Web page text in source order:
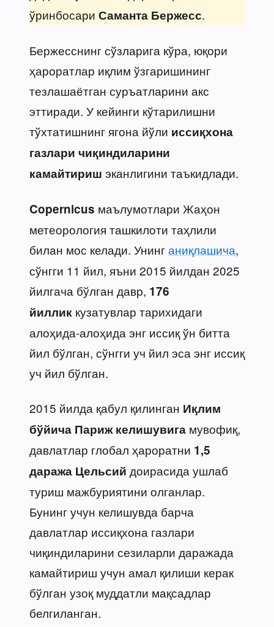
ўринбосари Саманта Бержесс.
Бержесснинг сўзларига кўра, юқори
ҳароратлар иқлим ўзгаришининг
тезлашаётган суръатларини акс
эттиради. У кейинги кўтарилишни
тўхтатишнинг ягона йўли иссиқхона
газлари чиқиндиларини
камайтириш эканлигини таъкидлади.
Copernicus маълумотлари Жаҳон
метеорология ташкилоти таҳлили
билан мос келади. Унинганиқлашича,
сўнгги 11 йил, яъни 2015 йилдан 2025
йилгача бўлган давр, 176
йиллик кузатувлар тарихидаги
алоҳида-алоҳида энг иссиқ ўн битта
йил бўлган, сўнгги уч йил эса энг иссиқ
уч йил бўлган.
2015 йилда қабул қилинган Иқлим
бўйича Париж келишувига мувофиқ,
давлатлар глобал ҳароратни 1,5
даража Цельсий доирасида ушлаб
туриш мажбуриятини олганлар.
Бунинг учун келишувда барча
давлатлар иссиқхона газлари
чиқиндиларини сезиларли даражада
камайтириш учун амал қилиши керак
бўлган узоқ муддатли мақсадлар
белгиланган.